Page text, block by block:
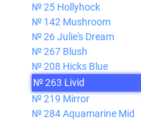
№ 25 Hollyhock
№ 142 Mushroom
№ 26 Julie's Dream
№ 267 Blush
№ 208 Hicks Blue
№ 263 Livid
№ 219 Mirror
№ 284 Aquamarine Mid